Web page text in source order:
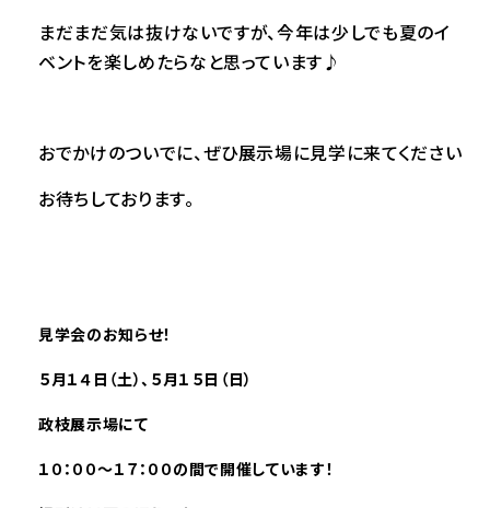
まだまだ気は抜けないですが、今年は少しでも夏のイ
ベントを楽しめたらなと思っています♪
おでかけのついでに、ぜひ展示場に見学に来てください
お待ちしております。
見学会のお知らせ！
５月１４ 日（土）、５月１５日（日）
政枝展示場にて
１０：００～１７：００の間で開催しています！